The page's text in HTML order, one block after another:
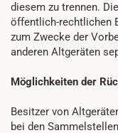
diesem zu trennen.
öffentlich-rechtlichen
zum Zwecke der
anderen Altgeräten
Möglichkeiten der
Besitzer von
bei den